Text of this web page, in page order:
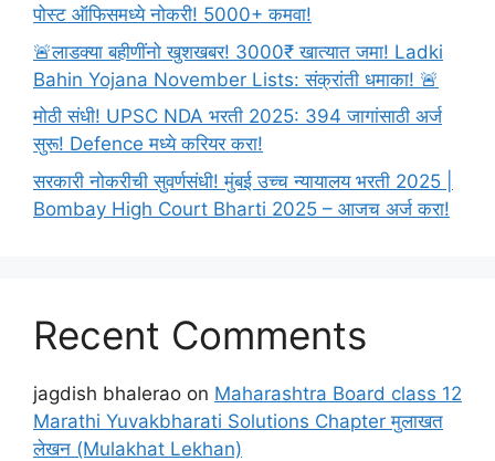
पोस्ट ऑफिसमध्ये नोकरी! 5000+ कमवा!
🚨लाडक्या बहीणींनो खुशखबर! 3000₹ खात्यात जमा! Ladki
Bahin Yojana November Lists: संक्रांती धमाका! 🚨
मोठी संधी! UPSC NDA भरती 2025: 394 जागांसाठी अर्ज
सुरू! Defence मध्ये करियर करा!
सरकारी नोकरीची सुवर्णसंधी! मुंबई उच्च न्यायालय भरती 2025 |
Bombay High Court Bharti 2025 – आजच अर्ज करा!
Recent Comments
jagdish bhalerao on Maharashtra Board class 12
Marathi Yuvakbharati Solutions Chapter मुलाखत
लेखन (Mulakhat Lekhan)